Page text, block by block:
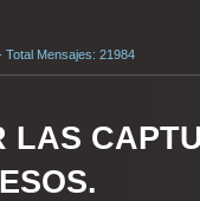
Total Mensajes: 21984
LAS